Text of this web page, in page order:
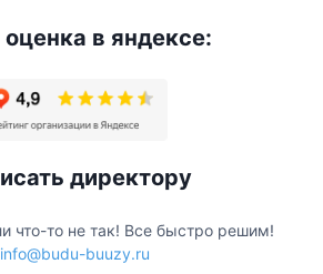
в яндексе:
директору
что-то не так! Все быстро решим!
info@budu-buuzy.ru